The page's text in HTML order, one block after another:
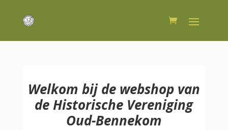
Welkom bij de webshop van
de Historische Vereniging
Oud-Bennekom